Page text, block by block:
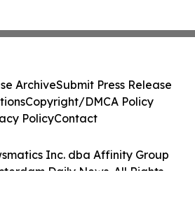
Inc. dba Affinity Group
Daily News. All Rights
ArchiveSubmit Press Release
Copyright/DMCA Policy
PolicyContact